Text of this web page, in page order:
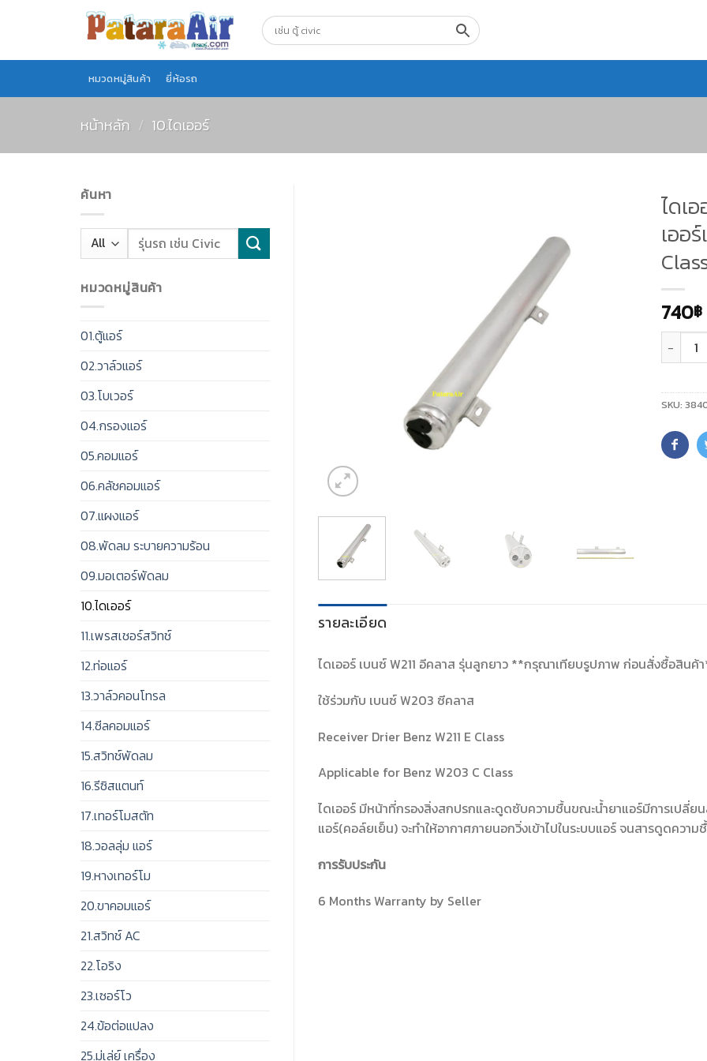
หมวดหมู่สินค้า ยี่ห้อรถ
หน้าหลัก / 10.ไดเออร์
ค้นหา
หมวดหมู่สินค้า
01.ตู้แอร์
02.วาล์วแอร์
03.โบเวอร์
04.กรองแอร์
05.คอมแอร์
06.คลัชคอมแอร์
07.แผงแอร์
08.พัดลม ระบายความร้อน
09.มอเตอร์พัดลม
10.ไดเออร์
11.เพรสเชอร์สวิทช์
12.ท่อแอร์
13.วาล์วคอนโทรล
14.ซีลคอมแอร์
15.สวิทช์พัดลม
16.รีซิสแตนท์
17.เทอร์โมสตัท
18.วอลลุ่ม แอร์
19.หางเทอร์โม
20.ขาคอมแอร์
21.สวิทช์ AC
22.โอริง
23.เซอร์โว
24.ข้อต่อแปลง
25.มู่เล่ย์ เครื่อง
ไดเ
เออ
740฿
SKU:
รายละเอียด
ไดเออร์ เบนซ์ W211 อีคลาส รุ่นลูกยาว **กรุณาเทียบรูปภาพ ก่อนสั่งซื้อสินค้
ใช้ร่วมกับ เบนซ์ W203 ซีคลาส
Receiver Drier Benz W211 E Class
Applicable for Benz W203 C Class
ไดเออร์ มีหน้าที่กรองสิ่งสกปรกและดูดซับความชื้นขณะน้ำยาแอร์มีการเปลี่ย
แอร์(คอล์ยเย็น) จะทำให้อากาศภายนอกวิ่งเข้าไปในระบบแอร์ จนสารดูดควา
การรับประกัน
6 Months Warranty by Seller